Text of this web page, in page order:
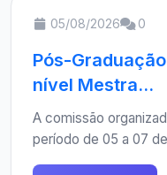
05/08/2026 0
Pós-
nível Mestra...
A comissão
período de 05 a 07